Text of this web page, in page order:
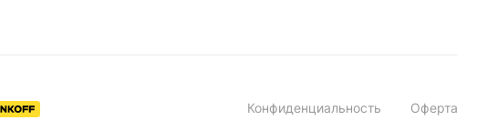
Конфиденциальность Оферта